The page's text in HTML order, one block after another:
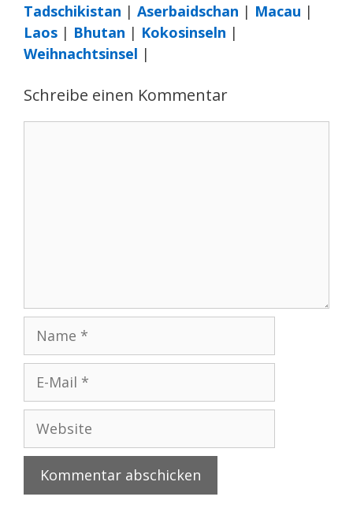
Tadschikistan | Aserbaidschan | Macau |
Laos | Bhutan | Kokosinseln |
Weihnachtsinsel |
Schreibe einen Kommentar
Name
Mail
Website